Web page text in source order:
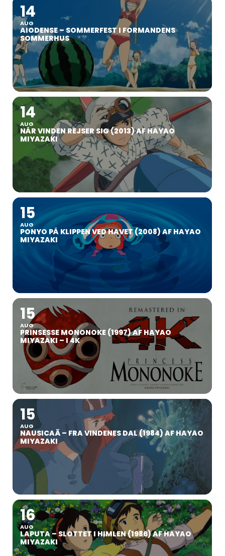
14
AUG
AIODENSE – SOMMERFEST I FORMANDENS
SOMMERHUS
14
AUG
NÅR VINDEN REJSER SIG (2013) AF HAYAO
MIYAZAKI
15
AUG
PONYO PÅ KLIPPEN VED HAVET (2008) AF HAYAO
MIYAZAKI
15
AUG
PRINSESSE MONONOKE (1997) AF HAYAO
MIYAZAKI – I 4K
15
AUG
NAUSICAÄ – FRA VINDENES DAL (1984) AF HAYAO
MIYAZAKI
16
AUG
LAPUTA – SLOTTET I HIMLEN (1986) AF HAYAO
MIYAZAKI